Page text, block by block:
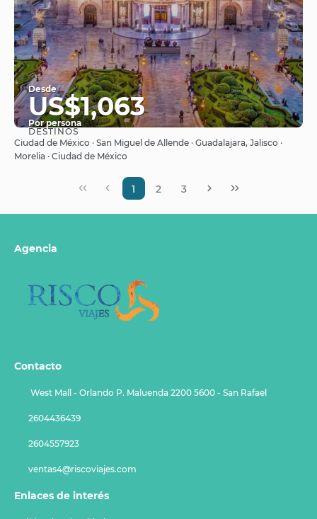
Desde
US$1,063
Por persona
Ver
DESTINOS
Ciudad de México · San Miguel de Allende · Guadalajara, Jalisco ·
Morelia · Ciudad de México
1 2 3
Agencia
Contacto
West Mall - Orlando P. Maluenda 2200 5600 - San Rafael
2604436439
2604557923
ventas4@riscoviajes.com
Enlaces de interés